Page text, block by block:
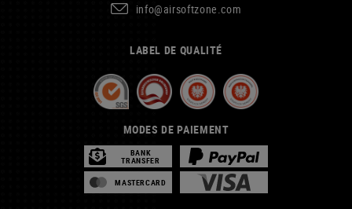
info@airsoftzone.com
LABEL DE QUALITÉ
MODES DE PAIEMENT
BANK
TRANSFER
MASTERCARD